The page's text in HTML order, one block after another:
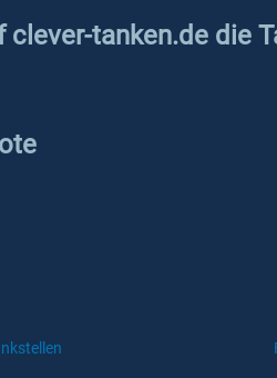
clever-tanken.de die